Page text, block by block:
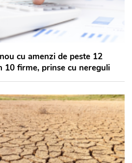
cu amenzi de peste 12
10 firme, prinse cu nereguli